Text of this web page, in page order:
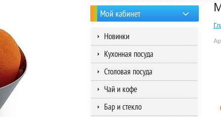
Мой кабинет
Новинки
Кухонная посуда
Столовая посуда
Чай и кофе
Бар и стекло